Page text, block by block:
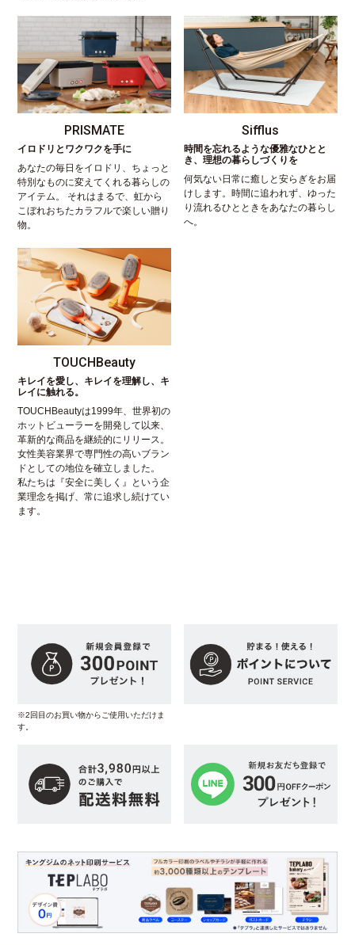
PRISMATE
イロドリとワクワクを手に
あなたの毎日をイロドリ、ちょっと
特別なものに変えてくれる暮らしの
アイテム。 それはまるで、虹から
こぼれおちたカラフルで楽しい贈り
物。
Sifflus
時間を忘れるような優雅なひとと
き、理想の暮らしづくりを
何気ない日常に癒しと安らぎをお届
けします。時間に追われず、ゆった
り流れるひとときをあなたの暮らし
へ。
TOUCHBeauty
キレイを愛し、キレイを理解し、キ
レイに触れる。
TOUCHBeautyは1999年、世界初の
ホットビューラーを開発して以来、
革新的な商品を継続的にリリース。
女性美容業界で専門性の高いブラン
ドとしての地位を確立しました。
私たちは『安全に美しく』という企
業理念を掲げ、常に追求し続けてい
ます。
※2回目のお買い物からご使用いただけま
す。